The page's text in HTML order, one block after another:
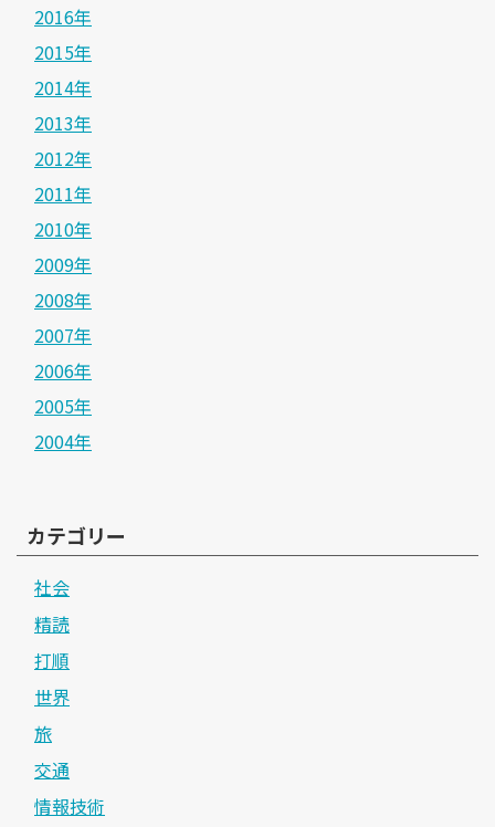
2016年
2015年
2014年
2013年
2012年
2011年
2010年
2009年
2008年
2007年
2006年
2005年
2004年
カテゴリー
社会
精読
打順
世界
旅
交通
情報技術